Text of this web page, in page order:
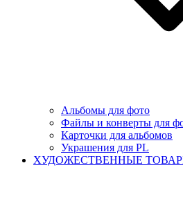
Альбомы для фото
Файлы и конверты для
Карточки для альбомов
Украшения для PL
ХУДОЖЕСТВЕННЫЕ